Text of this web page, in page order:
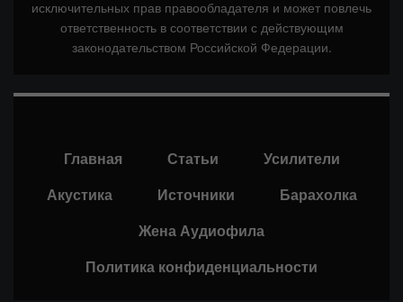
исключительных прав правообладателя и может повлечь
ответственность в соответствии с действующим
законодательством Российской Федерации.
Главная Статьи
Усилители
Акустика
Источники
Барахолка
Жена Аудиофила
Политика конфиденциальности